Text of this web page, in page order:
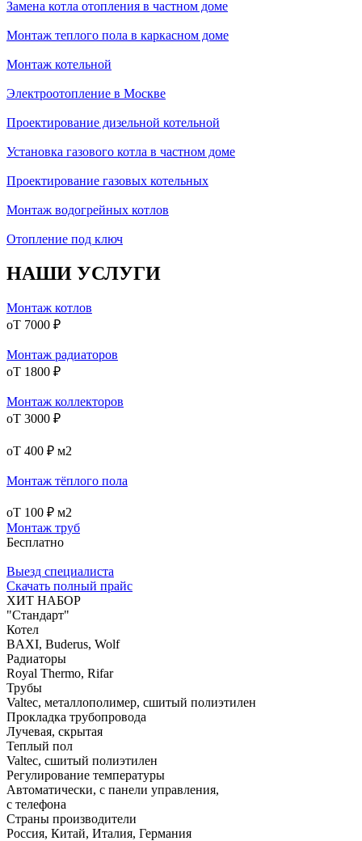
Замена котла отопления в частном доме
Монтаж теплого пола в каркасном доме
Монтаж котельной
Электроотопление в Москве
Проектирование дизельной котельной
Установка газового котла в частном доме
Проектирование газовых котельных
Монтаж водогрейных котлов
Отопление под ключ
НАШИ УСЛУГИ
Монтаж котлов
оТ 7000 ₽
Монтаж радиаторов
оТ 1800 ₽
Монтаж коллекторов
оТ 3000 ₽
оТ 400 ₽ м2
Монтаж тёплого пола
оТ 100 ₽ м2
Монтаж труб
Бесплатно
Выезд специалиста
Скачать полный прайс
ХИТ НАБОР
"Стандарт"
Котел
BAXI, Buderus, Wolf
Радиаторы
Royal Thermo, Rifar
Трубы
Valtec, металлополимер, сшитый полиэтилен
Прокладка трубопровода
Лучевая, скрытая
Теплый пол
Valtec, сшитый полиэтилен
Регулирование температуры
Автоматически, с панели управления,
с телефона
Страны производители
Россия, Китай, Италия, Германия